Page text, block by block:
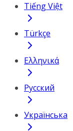
Tiếng Việt
Türkçe
Ελληνικά
Русский
Українська